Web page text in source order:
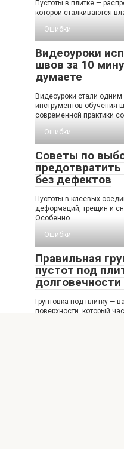
Пустоты в плитке —
которой сталкиваются
Ошибки
Видеоуроки
швов за 10
думаете
Видеоуроки стали
инструментов обучения
современной практики
Ошибки
Советы по
без дефектов
Пустоты в клеевых
деформаций, трещин и
Особенно
Ошибки
Правильная
пустот под
долговечности
Грунтовка под плитку —
поверхности, который